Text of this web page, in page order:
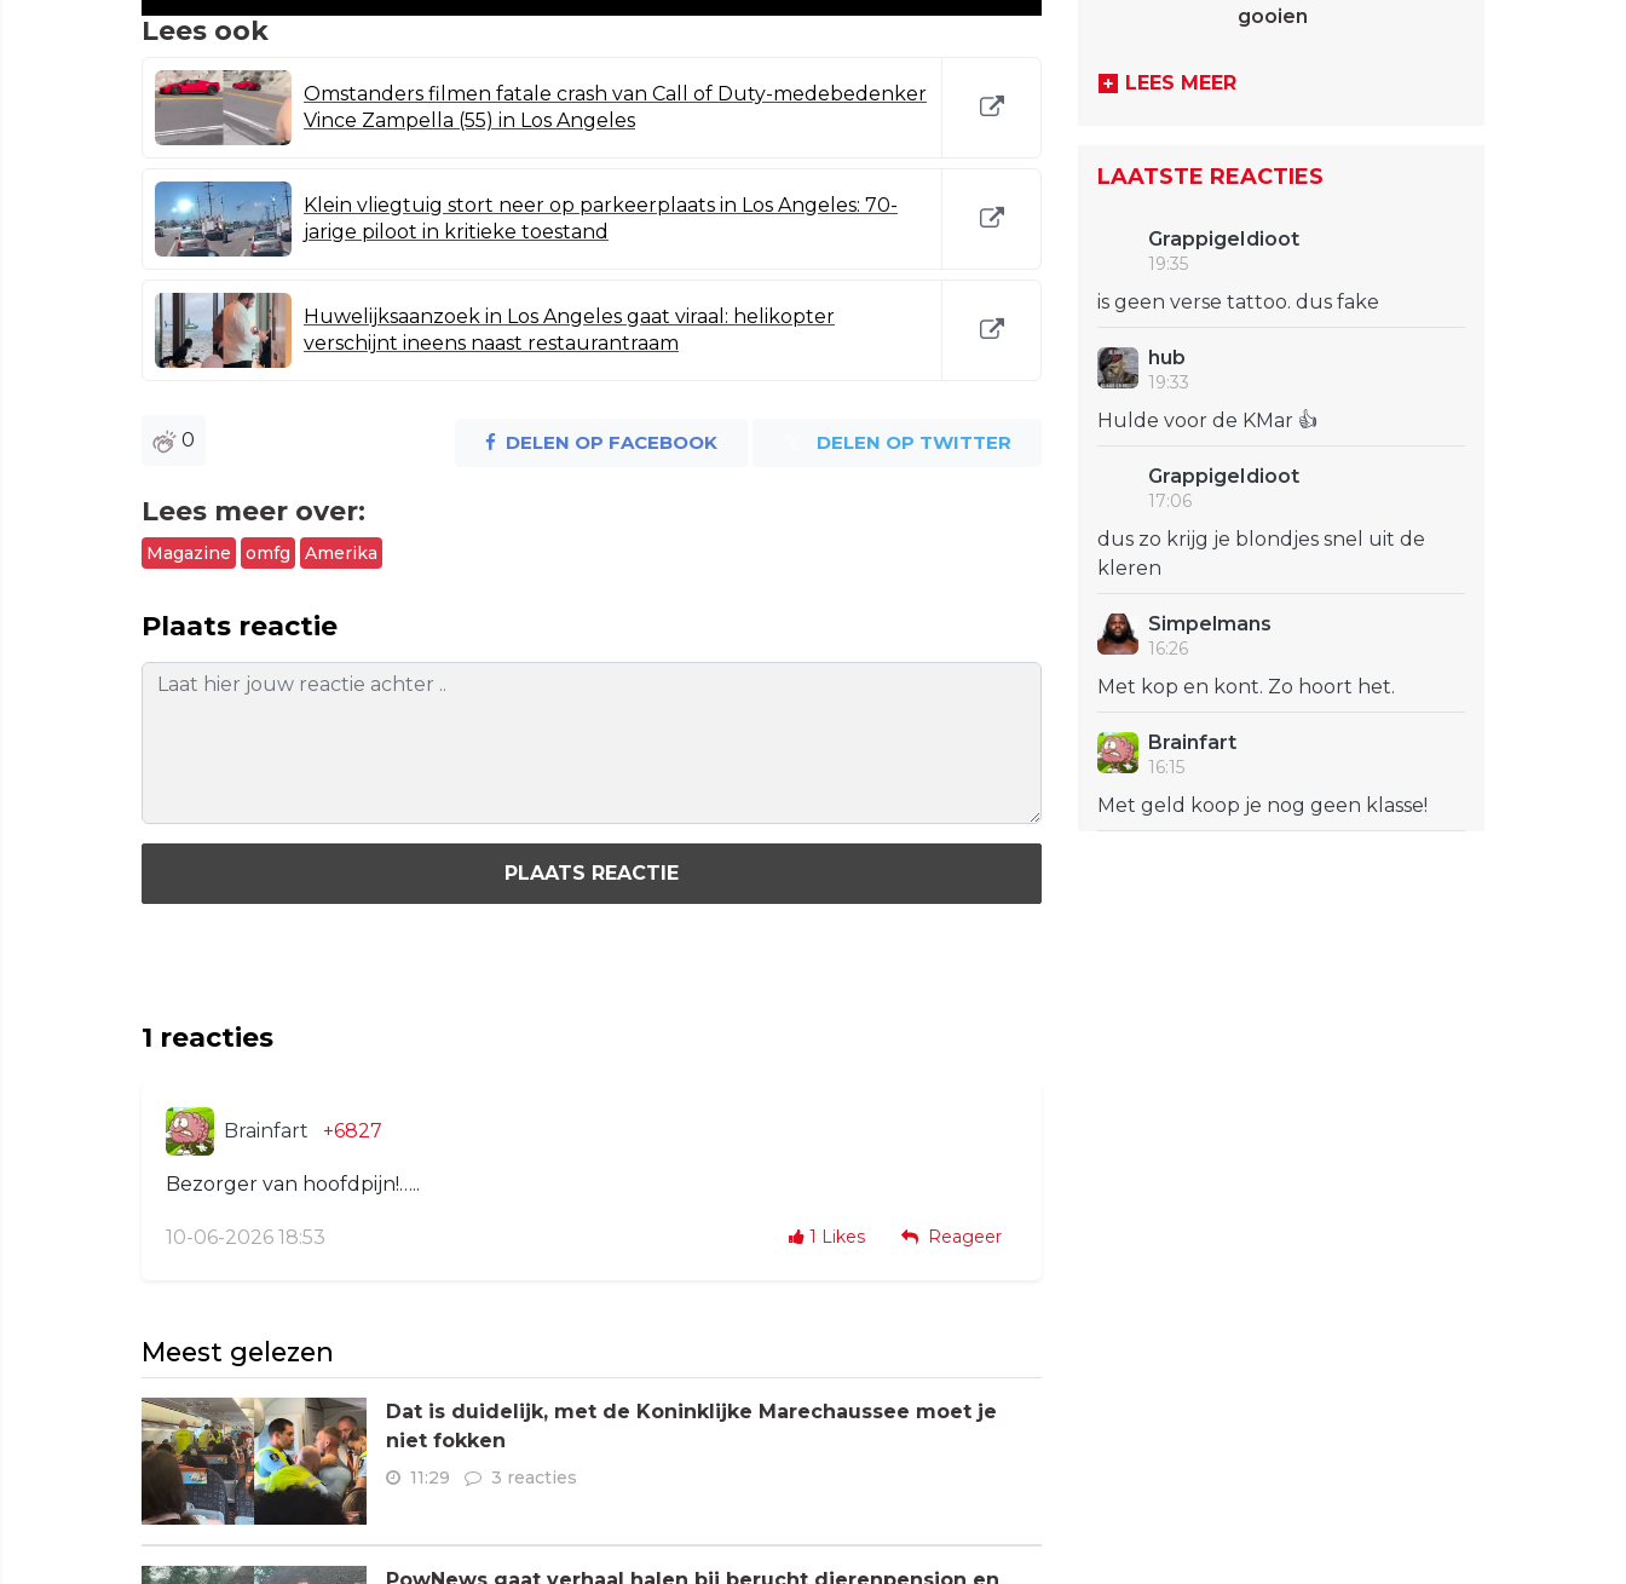
Lees ook
Omstanders filmen fatale crash van Call of Duty-medebedenker
Vince Zampella (55) in Los Angeles
Klein vliegtuig stort neer op parkeerplaats in Los Angeles: 70-
jarige piloot in kritieke toestand
Huwelijksaanzoek in Los Angeles gaat viraal: helikopter
verschijnt ineens naast restaurantraam
0 DELEN OP FACEBOOK DELEN OP TWITTER
Lees meer over:
Magazine omfg Amerika
Plaats reactie
PLAATS REACTIE
1 reacties
Brainfart +6827
Bezorger van hoofdpijn!…..
10-06-2026 18:53 1 Likes Reageer
Meest gelezen
Dat is duidelijk, met de Koninklijke Marechaussee moet je
niet fokken
11:29 3 reacties
PowNews gaat verhaal halen bij berucht dierenpension en
gooien
LEES MEER
LAATSTE REACTIES
GrappigeIdioot
19:35
is geen verse tattoo. dus fake
hub
19:33
Hulde voor de KMar 👍
GrappigeIdioot
17:06
dus zo krijg je blondjes snel uit de
kleren
Simpelmans
16:26
Met kop en kont. Zo hoort het.
Brainfart
16:15
Met geld koop je nog geen klasse!